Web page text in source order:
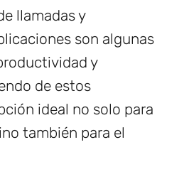
llamadas y
son algunas
y
de estos
ideal no solo para
también para el